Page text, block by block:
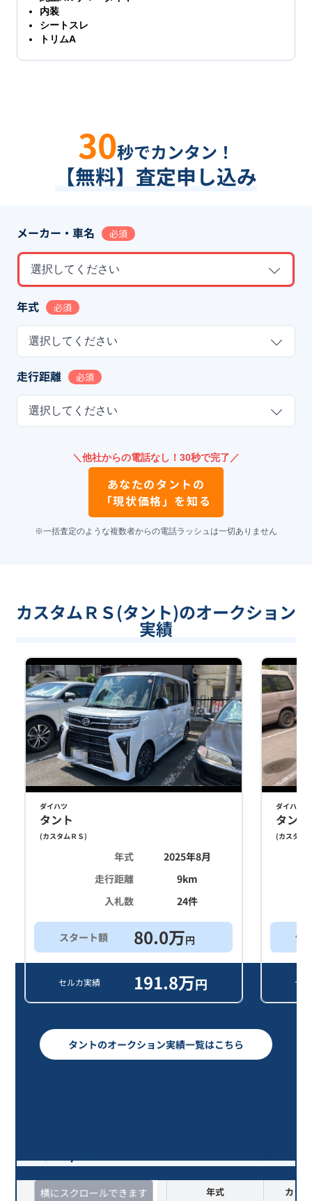
内装
シートスレ
トリムA
30秒でカンタン！
【無料】査定申し込み
メーカー・車名 必須
選択してください
年式 必須
選択してください
走行距離 必須
選択してください
＼他社からの電話なし！30秒で完了／
あなたのタント の
「現状価格」を知る
※一括査定のような複数者からの電話ラッシュは一切ありません
カスタムＲＳ(タント)のオークション
実績
ダイハツ
タント
(カスタムＲＳ)
年式
2025年8月
走行距離
9km
入札数
24件
スタート額 80.0万円
セルカ実績 191.8万円
ダイハツ
タント
(カスタム
他
セ
タントのオークション実績一覧はこちら
横にスクロールできます
査定時期 セルカ実績 年式
カラー